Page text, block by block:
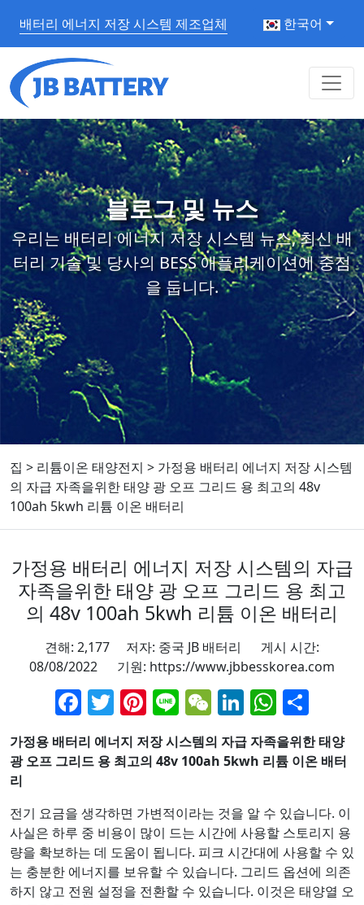
배터리 에너지 저장 시스템 제조업체 한국어
블로그 및 뉴스
우리는 배터리 에너지 저장 시스템 뉴스, 최신 배
터리 기술 및 당사의 BESS 애플리케이션에 중점
을 둡니다.
집 > 리튬이온 태양전지 > 가정용 배터리 에너지 저장 시스템
의 자급 자족을위한 태양 광 오프 그리드 용 최고의 48v
100ah 5kwh 리튬 이온 배터리
가정용 배터리 에너지 저장 시스템의 자급
자족을위한 태양 광 오프 그리드 용 최고
의 48v 100ah 5kwh 리튬 이온 배터리
견해: 2,177 저자: 중국 JB 배터리 게시 시간:
08/08/2022 기원: https://www.jbbesskorea.com
Facebook
Twitter
Pinterest
LineWeChat
LinkedIn
가정용 배터리 에너지 저장 시스템의 자급 자족을위한 태양
광 오프 그리드 용 최고의 48v 100ah 5kwh 리튬 이온 배터
리
전기 요금을 생각하면 가변적이라는 것을 알 수 있습니다. 이
사실은 하루 중 비용이 많이 드는 시간에 사용할 스토리지 용
량을 확보하는 데 도움이 됩니다. 피크 시간대에 사용할 수 있
는 충분한 에너지를 보유할 수 있습니다. 그리드 옵션에 의존
하지 않고 전원 설정을 전환할 수 있습니다. 이것은 태양열 오